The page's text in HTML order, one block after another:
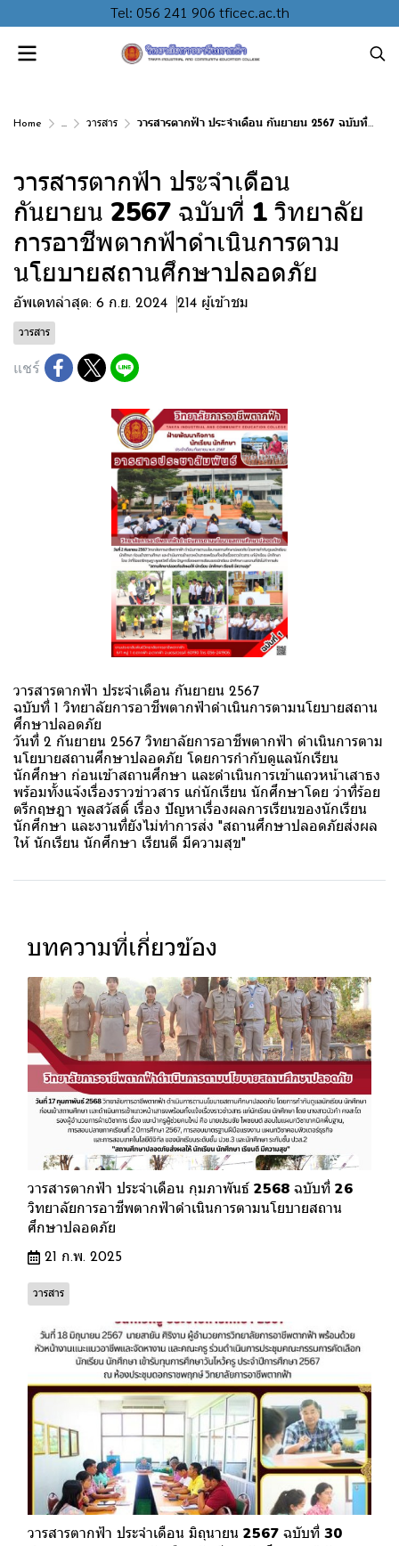
Tel: 056 241 906 tficec.ac.th
Home ... วารสาร วารสารตากฟ้า ประจำเดือน กันยายน 2567 ฉบับที่ 1 วิทยาลัยการอาชีพตากฟ้าดำเนินการตามนโยบายสถานศึกษาปลอดภัย
วารสารตากฟ้า ประจำเดือน
กันยายน 2567 ฉบับที่ 1 วิทยาลัย
การอาชีพตากฟ้าดำเนินการตาม
นโยบายสถานศึกษาปลอดภัย
อัพเดทล่าสุด: 6 ก.ย. 2024 214 ผู้เข้าชม
วารสาร
แชร์
วารสารตากฟ้า ประจำเดือน กันยายน 2567
ฉบับที่ 1 วิทยาลัยการอาชีพตากฟ้าดำเนินการตามนโยบายสถาน
ศึกษาปลอดภัย
วันที่ 2 กันยายน 2567 วิทยาลัยการอาชีพตากฟ้า ดำเนินการตาม
นโยบายสถานศึกษาปลอดภัย โดยการกำกับดูแลนักเรียน
นักศึกษา ก่อนเข้าสถานศึกษา และดำเนินการเข้าแถวหน้าเสาธง
พร้อมทั้งแจ้งเรื่องราวข่าวสาร แก่นักเรียน นักศึกษาโดย ว่าที่ร้อย
ตรีกฤษฎา พูลสวัสดิ์ เรื่อง ปัญหาเรื่องผลการเรียนของนักเรียน
นักศึกษา และงานที่ยังไม่ทำการส่ง "สถานศึกษาปลอดภัยส่งผล
ให้ นักเรียน นักศึกษา เรียนดี มีความสุข"
บทความที่เกี่ยวข้อง
วารสารตากฟ้า ประจำเดือน กุมภาพันธ์ 2568 ฉบับที่ 26
วิทยาลัยการอาชีพตากฟ้าดำเนินการตามนโยบายสถาน
ศึกษาปลอดภัย
21 ก.พ. 2025
วารสาร
วารสารตากฟ้า ประจำเดือน มิถุนายน 2567 ฉบับที่ 30